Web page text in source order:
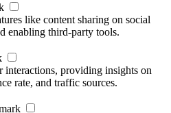
like content sharing on social
enabling third-party tools.
providing insights on
rate, and traffic sources.